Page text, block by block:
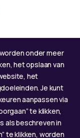
onder meer
het opslaan van
het
Je kunt
aanpassen via
te klikken,
als beschreven in
te klikken, worden
en 13:00 - 17:00